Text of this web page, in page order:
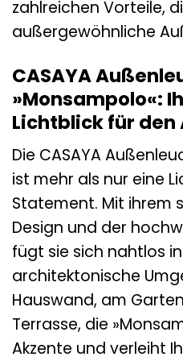
zahlreichen Vorteile,
außergewöhnliche
CASAYA
»Monsampolo«:
Lichtblick für
Die CASAYA
ist mehr als nur eine
Statement. Mit ihrem
Design und der
fügt sie sich nahtlos
architektonische
Hauswand, am
Terrasse, die
Akzente und verleiht